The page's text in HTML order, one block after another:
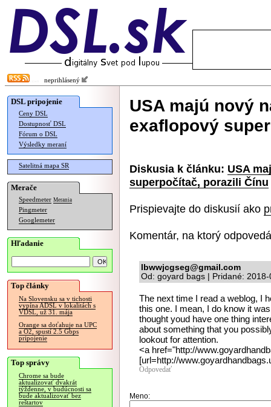
neprihlásený
DSL pripojenie
Ceny DSL
Dostupnosť DSL
Fórum o DSL
Výsledky meraní
Satelitná mapa SR
Merače
Speedmeter Merania
Pingmeter
Googlemeter
Hľadanie
Top články
Na Slovensku sa v tichosti
vypína ADSL v lokalitách s
VDSL, už 31. mája
Orange sa doťahuje na UPC
a O2, spustí 2.5 Gbps
pripojenie
Top správy
Chrome sa bude
aktualizovať dvakrát
týždenne, v budúcnosti sa
bude aktualizovať bez
reštartov
USA majú nový
exaflopový
Diskusia k článku: USA
superpočítač, porazili Čínu
Prispievajte do diskusií ako
Komentár, na ktorý
lbwwjcgseg@gmail.com
Od: goyard bags | Pridané:
The next time I read a weblog, I
this one. I mean, I do know it
thought youd have one thing
about something that you
lookout for attention.
<a href="http://
[url=http://
Odpovedať
Meno: